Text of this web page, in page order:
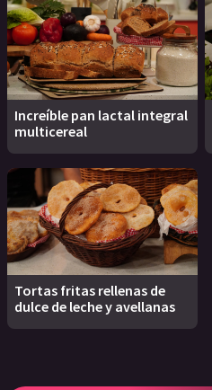
Increíble pan lactal integral
multicereal
Tortas fritas rellenas de
dulce de leche y avellanas